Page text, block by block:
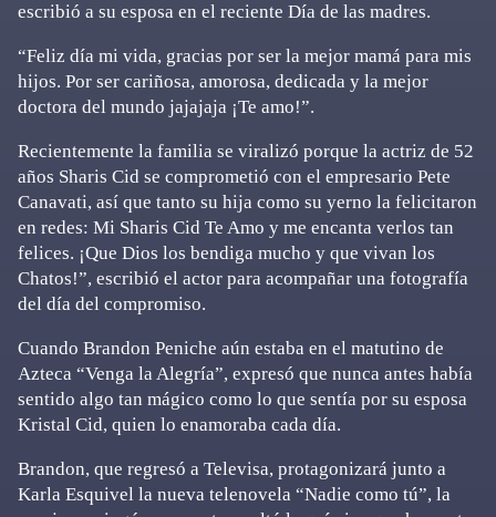
escribió a su esposa en el reciente Día de las madres.
“Feliz día mi vida, gracias por ser la mejor mamá para mis
hijos. Por ser cariñosa, amorosa, dedicada y la mejor
doctora del mundo jajajaja ¡Te amo!”.
Recientemente la familia se viralizó porque la actriz de 52
años Sharis Cid se comprometió con el empresario Pete
Canavati, así que tanto su hija como su yerno la felicitaron
en redes: Mi Sharis Cid Te Amo y me encanta verlos tan
felices. ¡Que Dios los bendiga mucho y que vivan los
Chatos!”, escribió el actor para acompañar una fotografía
del día del compromiso.
Cuando Brandon Peniche aún estaba en el matutino de
Azteca “Venga la Alegría”, expresó que nunca antes había
sentido algo tan mágico como lo que sentía por su esposa
Kristal Cid, quien lo enamoraba cada día.
Brandon, que regresó a Televisa, protagonizará junto a
Karla Esquivel la nueva telenovela “Nadie como tú”, la